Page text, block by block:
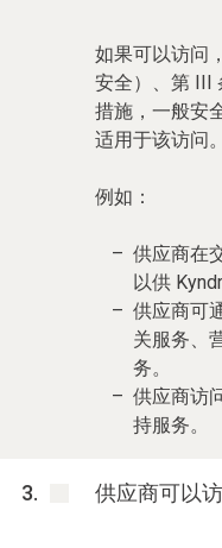
如果可以访问
安全）、第 III
措施，一般安
适用于该访问。
例如：
供应商在
以供
供应商可
关服务、
务。
供应商访
持服务。
供应商可以